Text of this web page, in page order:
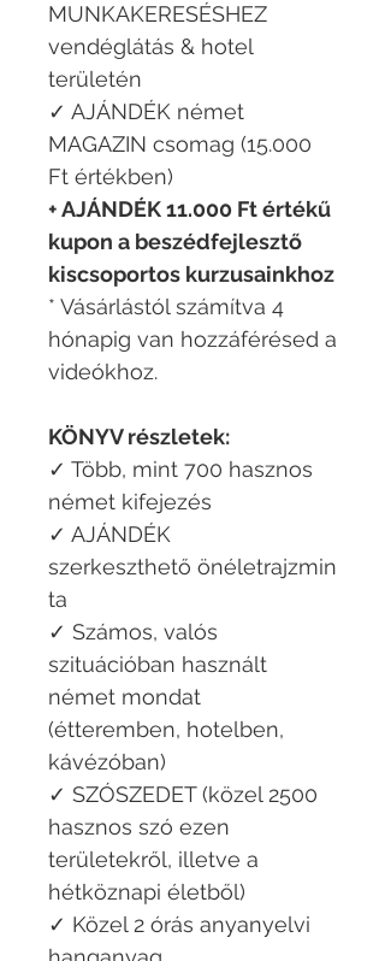
MUNKAKERESÉSHEZ
vendéglátás & hotel
területén
✓ AJÁNDÉK német
MAGAZIN csomag (15.000
Ft értékben)
+ AJÁNDÉK 11.000 Ft értékű
kupon a beszédfejlesztő
kiscsoportos kurzusainkhoz
* Vásárlástól számítva 4
hónapig van hozzáférésed a
videókhoz.
KÖNYV részletek:
✓ Több, mint 700 hasznos
német kifejezés
✓ AJÁNDÉK
szerkeszthető önéletrajzmin
ta
✓ Számos, valós
szituációban használt
német mondat
(étteremben, hotelben,
kávézóban)
✓ SZÓSZEDET (közel 2500
hasznos szó ezen
területekről, illetve a
hétköznapi életből)
✓ Közel 2 órás anyanyelvi